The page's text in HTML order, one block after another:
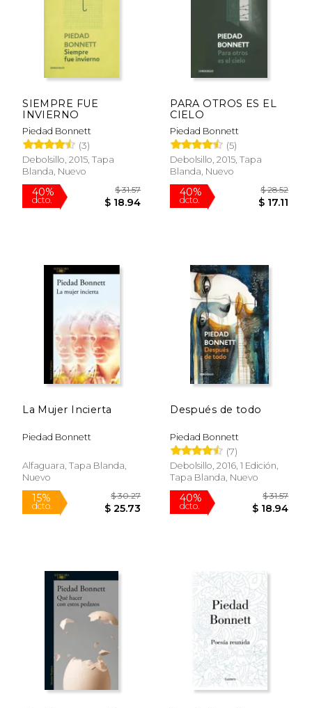
40% 40%
SIEMPRE FUE
INVIERNO
Piedad Bonnett
(3)
Debolsillo, 2015, Tapa
Blanda, Nuevo
dcto. $ 18.94
PARA OTROS ES EL
CIELO
Piedad Bonnett
(5)
Debolsillo, 2015, Tapa
Blanda, Nuevo
40%
dcto.
La Mujer Incierta
Piedad Bonnett
Alfaguara, Tapa Blanda,
Nuevo
Después de todo
Piedad Bonnett
(7)
Debolsillo, 2016, 1 Edición,
Tapa Blanda, Nuevo